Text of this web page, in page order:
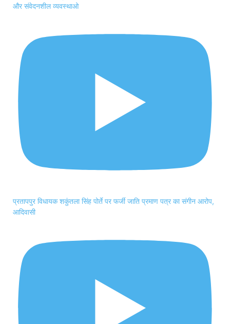
और संवेदनशील व्यवस्थाओ
प्रतापपुर विधायक शकुंतला सिंह पोर्ते पर फर्जी जाति प्रमाण पत्र का संगीन आरोप,
आदिवासी